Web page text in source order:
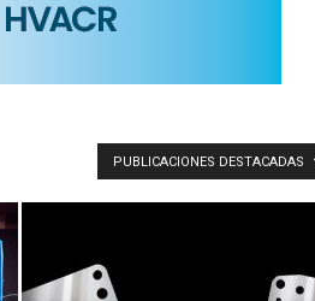
PUBLICACIONES DESTACADAS